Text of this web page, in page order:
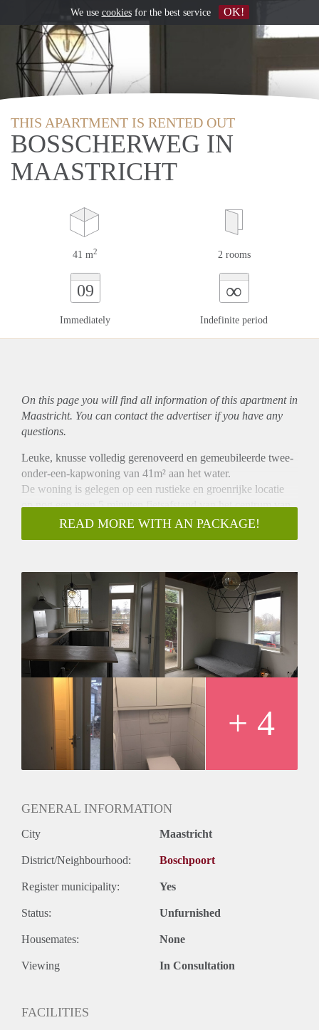
THIS APARTMENT IS RENTED OUT
BOSSCHERWEG IN
MAASTRICHT
41 m2 2 rooms
09
Immediately
∞
Indefinite period
On this page you will find all information of this apartmentin
Maastricht. You can contact the advertiser if you have any
questions.
Leuke, knusse volledig gerenoveerd en gemeubileerde twee-
onder-een-kapwoning van 41m² aan het water.
De woning is gelegen op een rustieke en groenrijke locatie
op nog een geen 5 minuten fietsafstand van het centrum van
Maastricht.
Op de begane grond bevindt zich de open keuken met
Eveneens de badkamer met douche, wastafel en tweede toilet
is gelegen op de eerste verdieping.
De woning beschikt over een ruime tuin (voor-, achter- en
zijkant) en biedt gelegenheid tot het parkeren van uw auto.
De markt, vrijthof, trein station en de universiteiten bevinden
zich op nog geen 5-10 minuten fietsafstand.
Supermarkt op 100 meter loopafstand.
Huurprijs is €875,00 p.m. exclusief: gas, elektra, water,
internet en de gemeentelijke belastingen
Ideaal voor een werkend of studeren persoon of koppel.
READ MORE WITH AN PACKAGE!
+ 4
GENERAL INFORMATION
City Maastricht
District/Neighbourhood: Boschpoort
Register municipality: Yes
Status: Unfurnished
Housemates: None
Viewing In Consultation
FACILITIES
We use cookiesfor the best service OK!